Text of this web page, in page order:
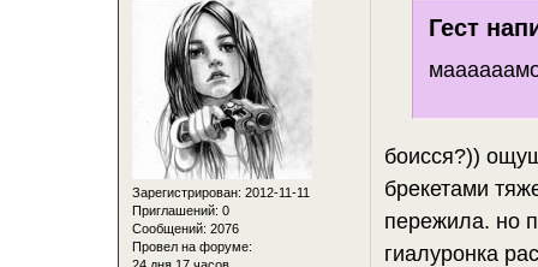
Зарегистрирован: 2012-11-11
Приглашений: 0
Сообщений: 2076
Провел на форуме:
Гест
боисся?))
брекетами
пережила. но
гиалуронка